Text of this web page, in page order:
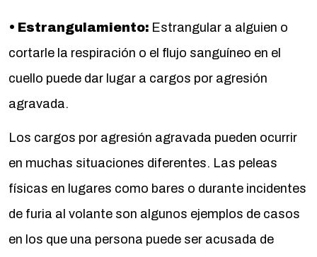
• Estrangulamiento: Estrangular a alguien o
cortarle la respiración o el flujo sanguíneo en el
cuello puede dar lugar a cargos por agresión
agravada.
Los cargos por agresión agravada pueden ocurrir
en muchas situaciones diferentes. Las peleas
físicas en lugares como bares o durante incidentes
de furia al volante son algunos ejemplos de casos
en los que una persona puede ser acusada de